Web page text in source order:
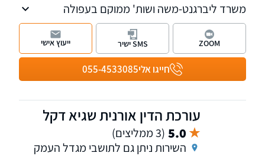
משרד ליברגנט-משה ושות' ממוקם בעפולה
ומספק שירותים משפטיים יוצאי דופן ללקוחות בכל
רחבי הארץ, ובאזור עפולה והעמקים בפרט.
המשרד עוסק במשפט אזרחי, דיני מקרקעין,
הוצאה לפועל, חדלות פירעון ומשפט מסחרי ועסקי.
עורכי הדין המיומנים שלנו בעלי היכרות מעמיקה
חייגו אלי055-4533085
ZOOM SMS ישיר ייעוץ אישי
עורכת הדין אורנית שגיא דקל
5.0 (3 ממליצים)
השירות ניתן גם לתושבי מגדל העמק